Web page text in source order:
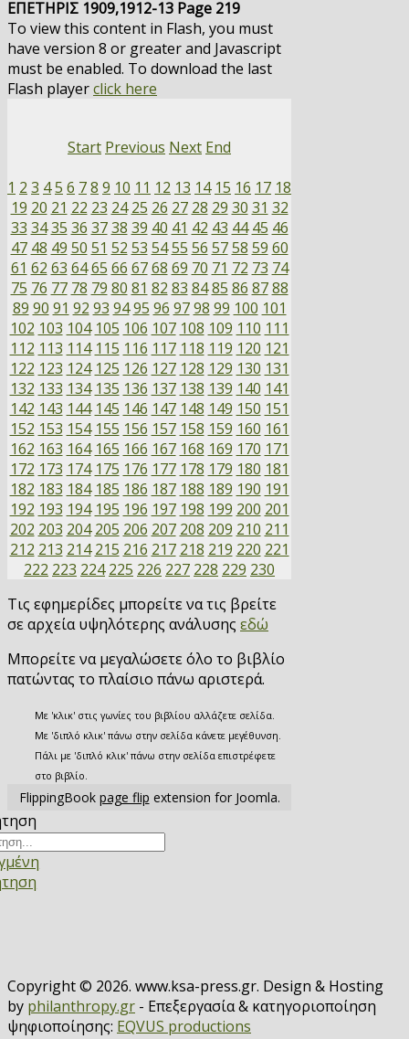
ΕΠΕΤΗΡΙΣ 1909,1912-13 Page 219
To view this content in Flash, you must
have version 8 or greater and Javascript
must be enabled. To download the last
Flash playerclick here
Start Previous Next End
1 2 3 45 6 78 9 10 11 12 13 14 15 16 17 18
19 20 21 22 23 24 25 26 27 28 29 30 31 32
33 34 35 36 37 38 39 40 41 42 43 44 45 46
47 48 49 50 51 52 53 54 55 56 57 58 59 60
61 62 63 64 65 66 67 68 69 70 71 72 73 74
75 76 77 78 79 80 81 82 83 84 85 86 87 88
89 90 91 92 93 94 95 96 97 98 99 100 101
102 103 104 105 106 107 108 109 110 111
112 113 114 115 116 117 118 119 120 121
122 123 124 125 126 127 128 129 130 131
132 133 134 135 136 137 138 139 140 141
142 143 144 145 146 147 148 149 150 151
152 153 154 155 156 157 158 159 160 161
162 163 164 165 166 167 168 169 170 171
172 173 174 175 176 177 178 179 180 181
182 183 184 185 186 187 188 189 190 191
192 193 194 195 196 197 198 199 200 201
202 203 204 205 206 207 208 209 210 211
212 213 214 215 216 217 218 219 220 221
222 223 224 225 226 227 228 229 230
Τις εφημερίδες μπορείτε να τις βρείτε
σε αρχεία υψηλότερης ανάλυσης εδώ
Μπορείτε να μεγαλώσετε όλο το βιβλίο
πατώντας το πλαίσιο πάνω αριστερά.
Με 'κλικ' στις γωνίες του βιβλίου αλλάζετε σελίδα.
Με 'διπλό κλικ' πάνω στην σελίδα κάνετε μεγέθυνση.
Πάλι με 'διπλό κλικ' πάνω στην σελίδα επιστρέφετε
στο βιβλίο.
FlippingBook page flip extension for Joomla.
Copyright © 2026. www.ksa-press.gr. Design & Hosting
by philanthropy.gr - Επεξεργασία & κατηγοριοποίηση
ψηφιοποίησης: EQVUS productions